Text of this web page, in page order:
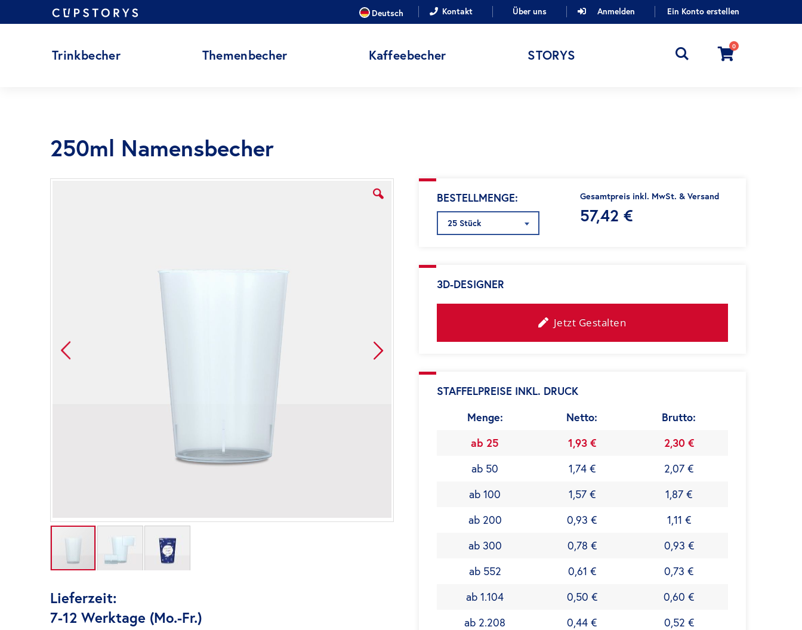
Zum
Inhalt
SPRACHEDeutsch Kontakt Über uns Anmelden Ein Konto erstellen
Cart
0
Trinkbecher Themenbecher Kaffeebecher STORYS
250ml Namensbecher
Anfang
der
Bildgalerie
Lieferzeit:
7-12 Werktage (Mo.-Fr.)
BESTELLMENGE
25 Stück
Gesamtpreis inkl. MwSt. & Versand
57,42 €
3D-DESIGNER
Jetzt Gestalten
STAFFELPREISE INKL. DRUCK
Menge:
Netto:
Brutto:
ab 25
1,93 €
2,30 €
ab 50
1,74 €
2,07 €
ab 100
1,57 €
1,87 €
ab 200
0,93 €
1,11 €
ab 300
0,78 €
0,93 €
ab 552
0,61 €
0,73 €
ab 1.104
0,50 €
0,60 €
ab 2.208
0,44 €
0,52 €